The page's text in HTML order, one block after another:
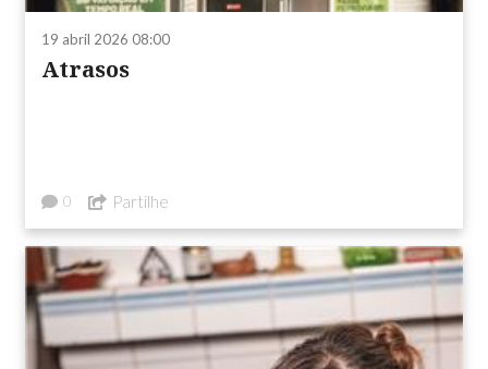
19 abril 2026 08:00
Atrasos
0 Partilhe